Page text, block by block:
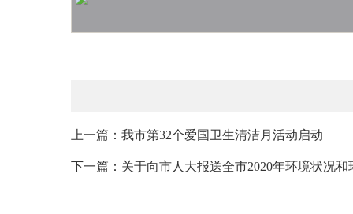
上一篇：我市第32个爱国卫生清洁月活动启动
下一篇：关于向市人大报送全市2020年环境状况